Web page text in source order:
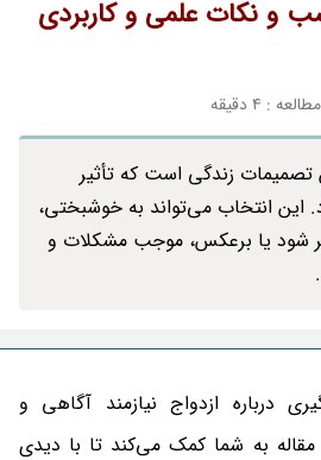
و نکات علمی و کاربردی
: 4 دقیقه
تصمیمات زندگی است که تأثیر
این انتخاب می‌تواند به خوشبختی،
شود یا برعکس، موجب مشکلات و
درباره ازدواج نیازمند آگاهی و
به شما کمک می‌کند تا با دیدی